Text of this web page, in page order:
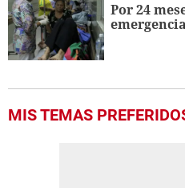
Por 24
MIS TEMAS